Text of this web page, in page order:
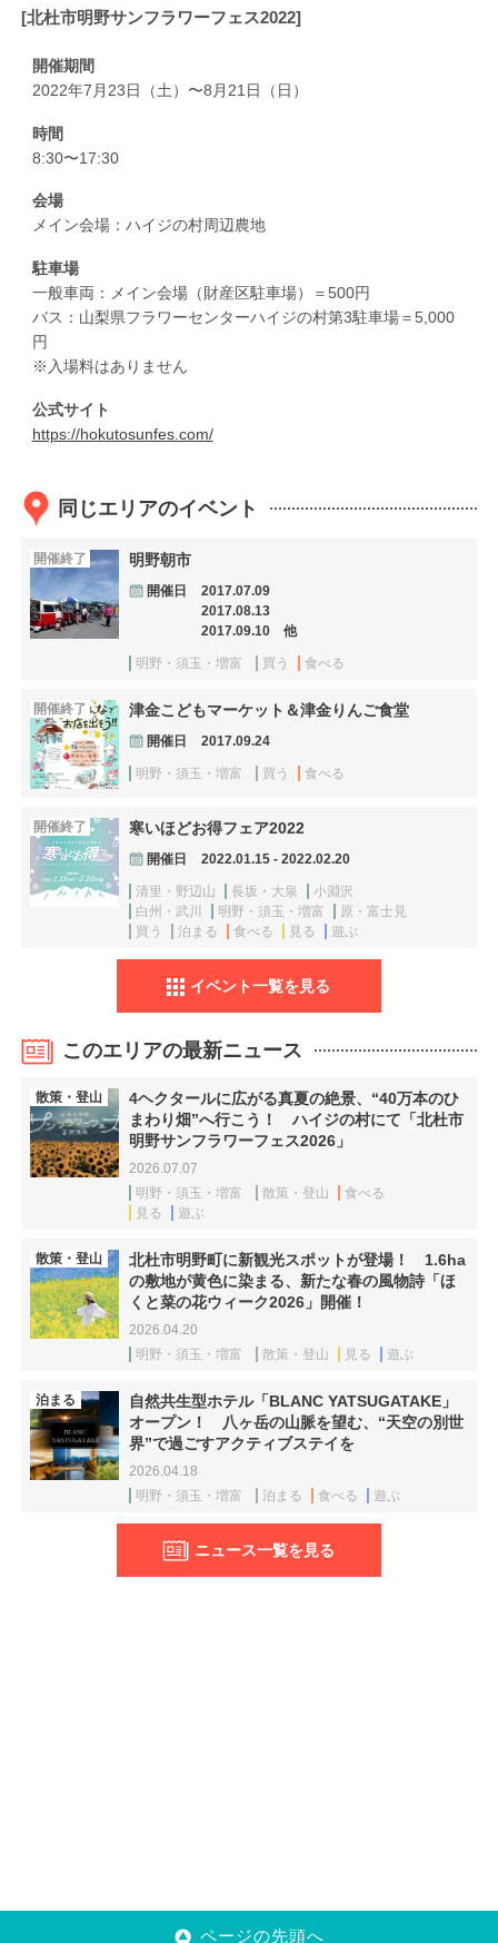
[北杜市明野サンフラワーフェス2022]
開催期間
2022年7月23日（土）〜8月21日（日）
時間
8:30〜17:30
会場
メイン会場：ハイジの村周辺農地
駐車場
一般車両：メイン会場（財産区駐車場）＝500円
バス：山梨県フラワーセンターハイジの村第3駐車場＝5,000
円
※入場料はありません
公式サイト
https://hokutosunfes.com/
同じエリアのイベント
開催終了 明野朝市
開催日
2017.07.09
2017.08.13
2017.09.10 他
明野・須玉・増富 買う 食べる
開催終了 津金こどもマーケット＆津金りんご食堂
開催日 2017.09.24
明野・須玉・増富 買う 食べる
開催終了 寒いほどお得フェア2022
開催日 2022.01.15 - 2022.02.20
清里・野辺山 長坂・大泉
小淵沢
白州・武川
明野・須玉・増富
原・富士見
買う
泊まる 食べる 見る 遊ぶ
イベント一覧を見る
このエリアの最新ニュース
散策・登山
4ヘクタールに広がる真夏の絶景、“40万本のひ
まわり畑”へ行こう！ ハイジの村にて「北杜市
明野サンフラワーフェス2026」
2026.07.07
明野・須玉・増富
散策・登山
食べる
見る
遊ぶ
散策・登山
北杜市明野町に新観光スポットが登場！ 1.6ha
の敷地が黄色に染まる、新たな春の風物詩「ほ
くと菜の花ウィーク2026」開催！
2026.04.20
明野・須玉・増富
散策・登山 見る 遊ぶ
泊まる
自然共生型ホテル「BLANC YATSUGATAKE」
オープン！ 八ヶ岳の山脈を望む、“天空の別世
界”で過ごすアクティブステイを
2026.04.18
明野・須玉・増富
泊まる 食べる 遊ぶ
ニュース一覧を見る
ページの先頭へ